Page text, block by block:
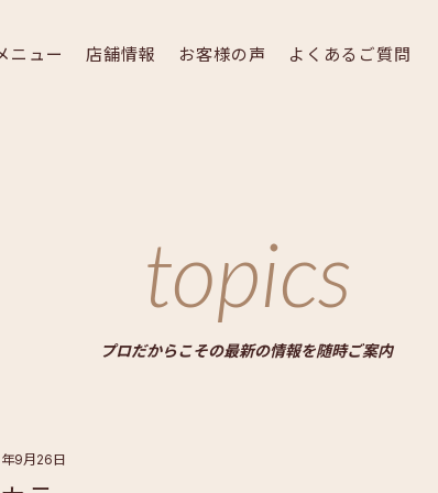
ニュー 店舗情報 お客様の声 よくあるご質問
topics
プロだからこその最新の情報を随時ご案内
9月26日